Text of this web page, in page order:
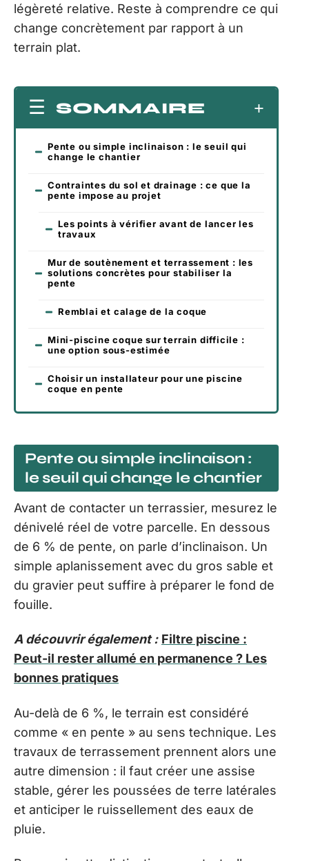
légèreté relative. Reste à comprendre ce qui
change concrètement par rapport à un
terrain plat.
SOMMAIRE
Pente ou simple inclinaison : le seuil qui
change le chantier
Contraintes du sol et drainage : ce que la
pente impose au projet
Les points à vérifier avant de lancer les
travaux
Mur de soutènement et terrassement : les
solutions concrètes pour stabiliser la
pente
Remblai et calage de la coque
Mini-piscine coque sur terrain difficile :
une option sous-estimée
Choisir un installateur pour une piscine
coque en pente
Pente ou simple inclinaison :
le seuil qui change le chantier
Avant de contacter un terrassier, mesurez le
dénivelé réel de votre parcelle. En dessous
de 6 % de pente, on parle d’inclinaison. Un
simple aplanissement avec du gros sable et
du gravier peut suffire à préparer le fond de
fouille.
A découvrir également : Filtre piscine :
Peut-il rester allumé en permanence ? Les
bonnes pratiques
Au-delà de 6 %, le terrain est considéré
comme « en pente » au sens technique. Les
travaux de terrassement prennent alors une
autre dimension : il faut créer une assise
stable, gérer les poussées de terre latérales
et anticiper le ruissellement des eaux de
pluie.